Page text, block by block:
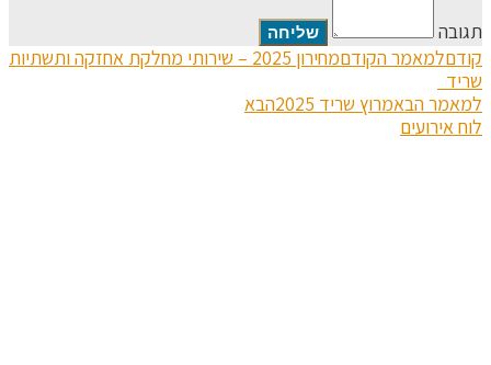
תגובה
קודםלמאמר הקודם
מחירון 2025 – שירותי מחלקת אחזקה ותשתיות
שריד
למאמר הבאמרוץ שריד 2025
הבא
לוח אירועים